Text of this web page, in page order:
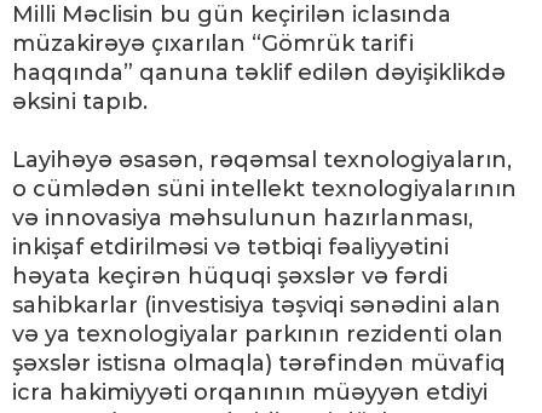
Milli Məclisin bu gün keçirilən iclasında
müzakirəyə çıxarılan “Gömrük tarifi
haqqında” qanuna təklif edilən dəyişiklikdə
əksini tapıb.
Layihəyə əsasən, rəqəmsal texnologiyaların,
o cümlədən süni intellekt texnologiyalarının
və innovasiya məhsulunun hazırlanması,
inkişaf etdirilməsi və tətbiqi fəaliyyətini
həyata keçirən hüquqi şəxslər və fərdi
sahibkarlar (investisiya təşviqi sənədini alan
və ya texnologiyalar parkının rezidenti olan
şəxslər istisna olmaqla) tərəfindən müvafiq
icra hakimiyyəti orqanının müəyyən etdiyi